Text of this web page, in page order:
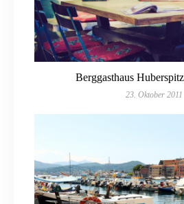
Berggasthaus
23. Oktober 2011